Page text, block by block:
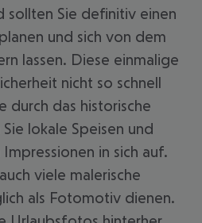
sollten Sie definitiv einen
und sich von dem
lassen. Diese einmalige
nicht so schnell
durch das historische
lokale Speisen und
in sich auf.
viele malerische
als Fotomotiv dienen.